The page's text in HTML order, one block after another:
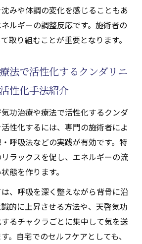
みや体調の変化を感じることもあ
ルギーの調整反応です。施術者の
取り組むことが重要となります。
法で活性化するクンダリニ
性化手法紹介
功治療や療法で活性化するクンダ
性化するには、専門の施術者によ
呼吸法などの実践が有効です。特
ラックスを促し、エネルギーの流
態を作ります。
、呼吸を深く整えながら背骨に沿
的に上昇させる方法や、天啓気功
るチャクラごとに集中して気を送
。自宅でのセルフケアとしても、